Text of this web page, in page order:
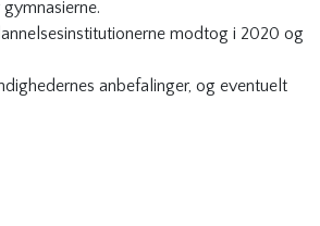
modtog i 2020 og
anbefalinger, og eventuelt